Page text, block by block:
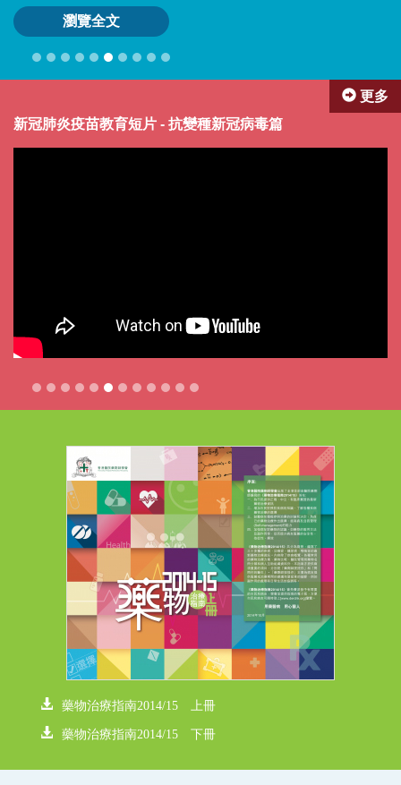
瀏覽全文
更多
新冠肺炎疫苗教育短片 - 抗變種新冠病毒篇
藥物治療指南2014/15 上冊
藥物治療指南2014/15 下冊